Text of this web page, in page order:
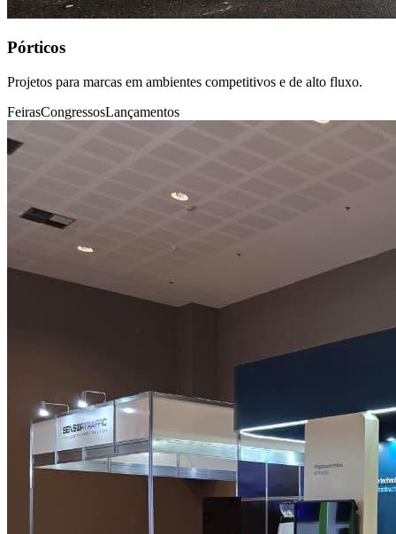
Pórticos
Projetos para marcas em ambientes competitivos e de alto fluxo.
FeirasCongressosLançamentos